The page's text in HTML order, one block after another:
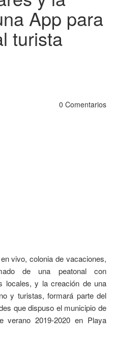
App para
turista
0 Comentarios
vivo, colonia de vacaciones,
de una peatonal con
locales, y la creación de una
y turistas, formará parte del
que dispuso el municipio de
verano 2019-2020 en Playa